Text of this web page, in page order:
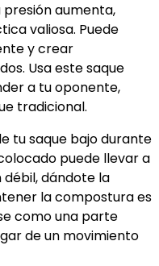
presión aumenta,
valiosa. Puede
y crear
Usa este saque
a tu oponente,
tradicional.
tu saque bajo durante
puede llevar a
débil, dándote la
la compostura es
como una parte
de un movimiento